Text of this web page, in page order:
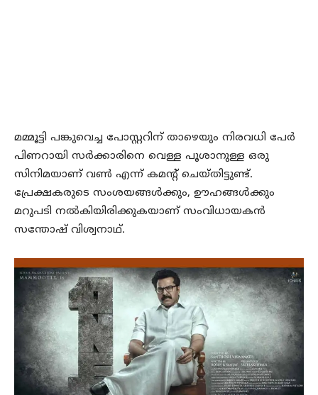
മമ്മൂട്ടി പങ്കുവെച്ച പോസ്റ്ററിന് താഴെയും നിരവധി പേർ
പിണറായി സർക്കാരിനെ വെള്ള പൂശാനുള്ള ഒരു
സിനിമയാണ് വൺ എന്ന് കമന്റ് ചെയ്തിട്ടുണ്ട്.
പ്രേക്ഷകരുടെ സംശയങ്ങൾക്കും, ഊഹങ്ങൾക്കും
മറുപടി നൽകിയിരിക്കുകയാണ് സംവിധായകൻ
സന്തോഷ് വിശ്വനാഥ്.